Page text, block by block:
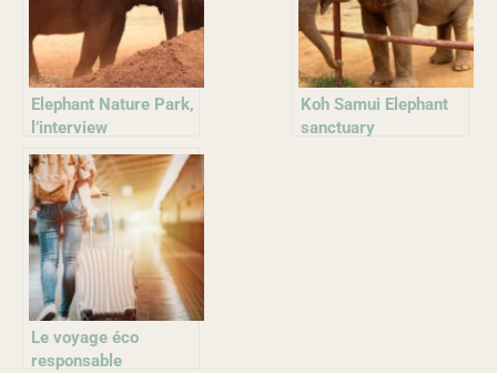
Elephant Nature Park,
l’interview
Koh Samui Elephant
sanctuary
Le voyage éco
responsable